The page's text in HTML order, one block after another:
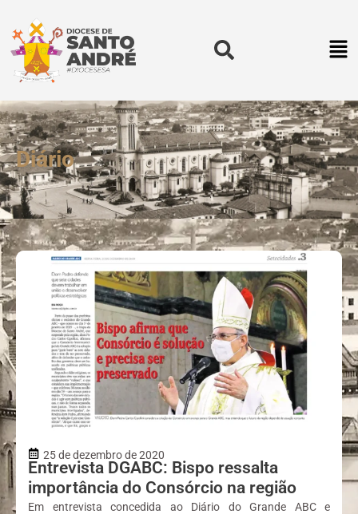
Diário
25 de dezembro de 2020
Entrevista DGABC: Bispo ressalta
importância do Consórcio na região
Em entrevista concedida ao Diário do Grande ABC e